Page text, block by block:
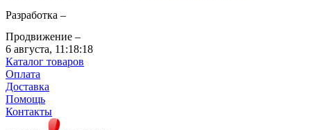
Разработка –
Продвижение –
6 августа, 11:18:18
Каталог товаров
Оплата
Доставка
Помощь
Контакты